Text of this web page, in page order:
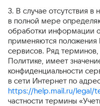
3. В случае отсутствия
в полной мере
обработки информации
применяются положения
сервисов. Ряд
Политике, имеет
конфиденциальности
в сети Интернет по
https://help.mail.ru/legal/
частности термины